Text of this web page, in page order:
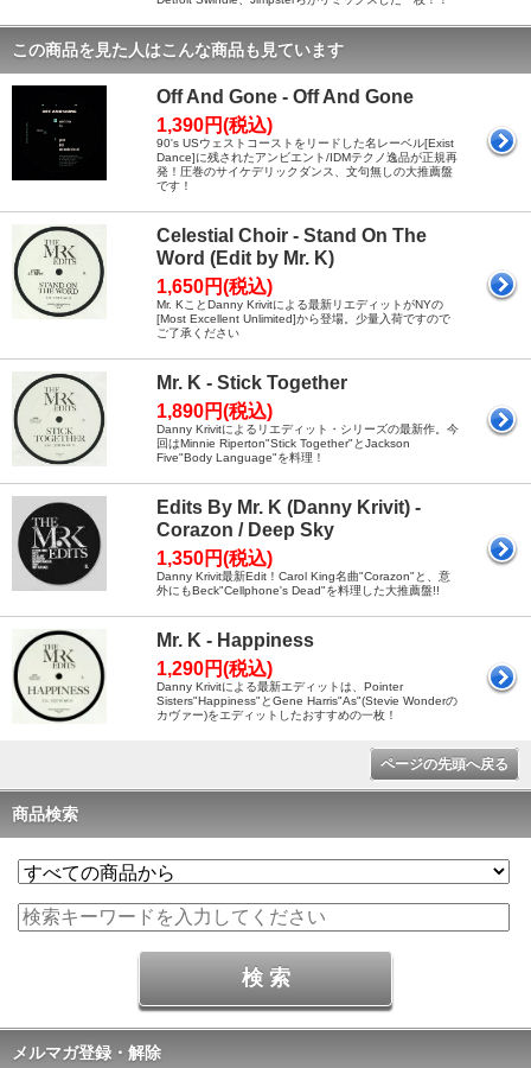
この商品を見た人はこんな商品も見ています
Off And Gone - Off And Gone
1,390円(税込)
90's USウェストコーストをリードした名レーベル[Exist
Dance]に残されたアンビエント/IDMテクノ逸品が正規再
発！圧巻のサイケデリックダンス、文句無しの大推薦盤
です！
Celestial Choir - Stand On The
Word (Edit by Mr. K)
1,650円(税込)
Mr. KことDanny Krivitによる最新リエディットがNYの
[Most Excellent Unlimited]から登場。少量入荷ですので
ご了承ください
Mr. K - Stick Together
1,890円(税込)
Danny Krivitによるリエディット・シリーズの最新作。今
回はMinnie Riperton"Stick Together"とJackson
Five"Body Language"を料理！
Edits By Mr. K (Danny Krivit) -
Corazon / Deep Sky
1,350円(税込)
Danny Krivit最新Edit！Carol King名曲"Corazon"と、意
外にもBeck"Cellphone's Dead"を料理した大推薦盤!!
Mr. K - Happiness
1,290円(税込)
Danny Krivitによる最新エディットは、Pointer
Sisters"Happiness"とGene Harris"As"(Stevie Wonderの
カヴァー)をエディットしたおすすめの一枚！
ページの先頭へ戻る
商品検索
メルマガ登録・解除